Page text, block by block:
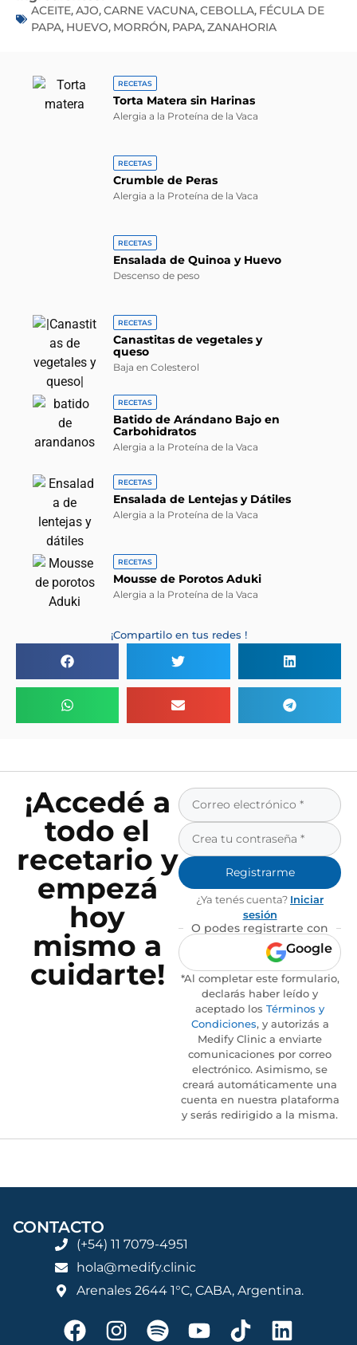
ACEITE,AJO,CARNE VACUNA,CEBOLLA, FÉCULA DE
PAPA, HUEVO, MORRÓN, PAPA,ZANAHORIA
RECETAS
Torta Matera sin Harinas
Alergia a la Proteína de la Vaca
RECETAS
Crumble de Peras
Alergia a la Proteína de la Vaca
RECETAS
Ensalada de Quinoa y Huevo
Descenso de peso
RECETAS
Canastitas de vegetales y
queso
Baja en Colesterol
RECETAS
Batido de Arándano Bajo en
Carbohidratos
Alergia a la Proteína de la Vaca
RECETAS
Ensalada de Lentejas y Dátiles
Alergia a la Proteína de la Vaca
RECETAS
Mousse de Porotos Aduki
Alergia a la Proteína de la Vaca
¡Compartilo en tus redes !
¡Accedé a
todo el
recetario y
empezá
hoy
mismo a
cuidarte!
Registrarme
¿Ya tenés cuenta? Iniciar
sesión
O podes registrarte con
Google
*Al completar este formulario,
declarás haber leído y
aceptado los Términos y
Condiciones, y autorizás a
Medify Clinic a enviarte
comunicaciones por correo
electrónico. Asimismo, se
creará automáticamente una
cuenta en nuestra plataforma
y serás redirigido a la misma.
CONTACTO
(+54) 11 7079-4951
hola@medify.clinic
Arenales 2644 1°C, CABA, Argentina.